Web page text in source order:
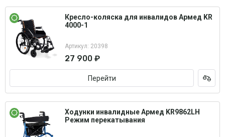
Кресло-коляска для инвалидов Армед KR
4000-1
Артикул: 20398
27 900 ₽
Перейти
Ходунки инвалидные Армед KR9862LH
Режим перекатывания